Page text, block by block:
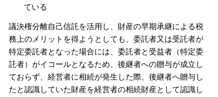
ている
議決権分離自己信託を活用し、財産の早期承継による税
務上のメリットを得ようとしても、委託者又は受託者が
特定委託者となった場合には、委託者と受益者（特定委
託者）がイコールとなるため、後継者への贈与が成立し
ておらず、経営者に相続が発生した際、後継者へ贈与し
たと認識していた財産を経営者の相続財産として認識し